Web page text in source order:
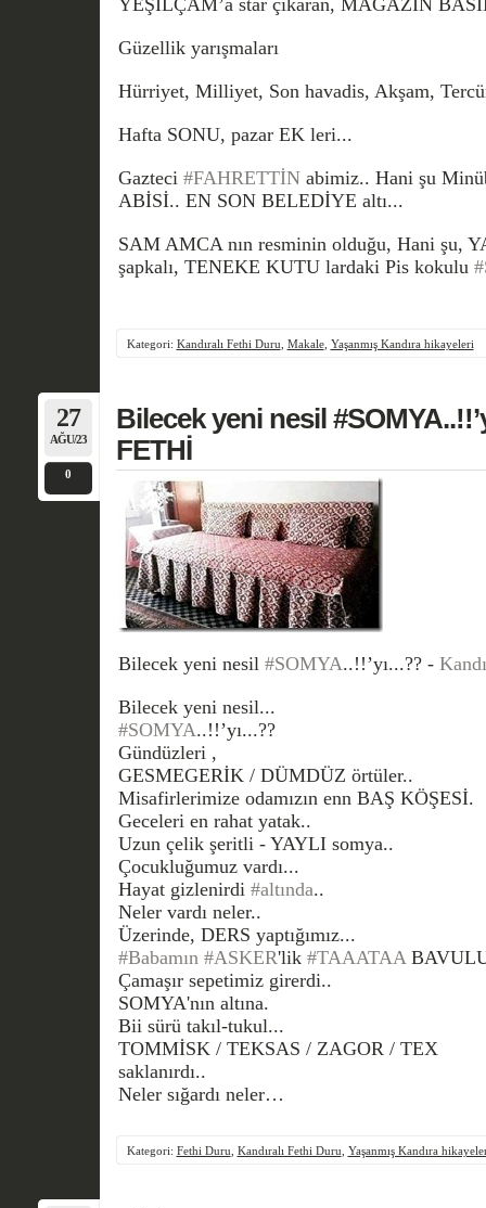
Güzellik yarışmaları
Hürriyet, Milliyet, Son havadis, Akşam,
Hafta SONU, pazar EK leri...
Gazteci #FAHRETTİNabimiz.. Hani şu
ABİSİ.. EN SON BELEDİYE altı...
SAM AMCA nın resminin olduğu, Hani şu,
şapkalı, TENEKE KUTU lardaki Pis kokulu
Kategori: Kandıralı Fethi Duru Makale, Yaşanmış Kandıra hikayeleri
27
AĞU/23
0
Bilecek yeni nesil
FETHİ
Bilecek yeni nesil #SOMYA..!!’yı...?? -
Bilecek yeni nesil...
#SOMYA..!!’yı...??
Gündüzleri ,
GESMEGERİK / DÜMDÜZ örtüler..
Misafirlerimize odamızın enn BAŞ KÖŞESİ.
Geceleri en rahat yatak..
Uzun çelik şeritli - YAYLI somya..
Çocukluğumuz vardı...
Hayat gizlenirdi #altında..
Neler vardı neler..
Üzerinde, DERS yaptığımız...
#Babamın #ASKER'lik #TAAATAA
Çamaşır sepetimiz girerdi..
SOMYA'nın altına.
Bii sürü takıl-tukul...
TOMMİSK / TEKSAS / ZAGOR / TEX
saklanırdı..
Neler sığardı neler…
Kategori: Fethi Duru Kandıralı Fethi Duru Yaşanmış Kandıra